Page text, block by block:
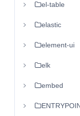
el-table
elastic
element-ui
elk
embed